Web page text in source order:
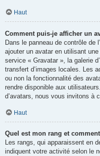
Haut
Comment puis-je afficher un
Dans le panneau de contrôle de
ajouter un avatar en utilisant
service « Gravatar », la galerie
transfert d’images locales. Les
ou non la fonctionnalité des
rendre disponible aux
d’avatars, nous vous invitons à
Haut
Quel est mon rang et
Les rangs, qui apparaissent en
indiquent votre activité selon le